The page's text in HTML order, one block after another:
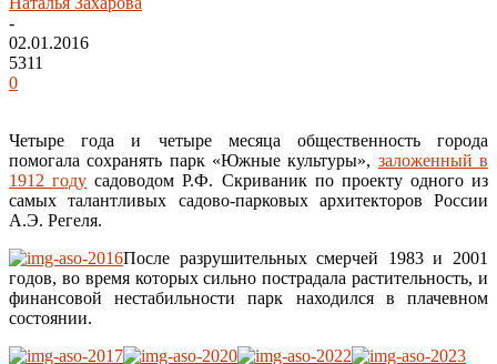
-
02.01.2016
5311
0
Четыре года и четыре месяца общественность города
помогала сохранять парк «Южные культуры», заложенный в
1912 году садоводом Р.Ф. Скриваник по проекту одного из
самых талантливых садово-парковых архитекторов России
А.Э. Регеля.
После разрушительных смерчей 1983 и 2001
годов, во время которых сильно пострадала растительность, и
финансовой нестабильности парк находился в плачевном
состоянии.